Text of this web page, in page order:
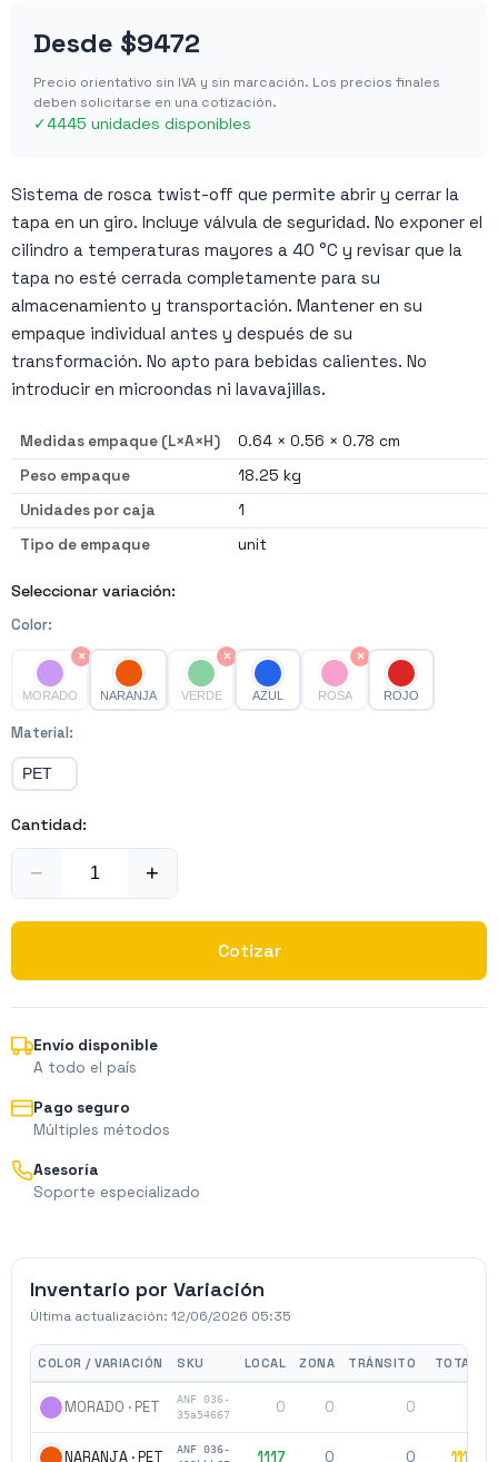
Desde $9472
Precio orientativo sin IVA y sin marcación. Los precios finales
deben solicitarse en una cotización.
✓4445 unidades disponibles
Sistema de rosca twist-off que permite abrir y cerrar la
tapa en un giro. Incluye válvula de seguridad. No exponer el
cilindro a temperaturas mayores a 40 °C y revisar que la
tapa no esté cerrada completamente para su
almacenamiento y transportación. Mantener en su
empaque individual antes y después de su
transformación. No apto para bebidas calientes. No
introducir en microondas ni lavavajillas.
Medidas empaque (L×A×H)
0.64 × 0.56 × 0.78 cm
Peso empaque
18.25 kg
Unidades por caja
1
Tipo de empaque
unit
Seleccionar variación:
Color:
MORADO
×
NARANJA VERDE
×
AZUL ROSA
×
ROJO
Material:
PET
Cantidad:
− +
Cotizar
Envío disponible
A todo el país
Pago seguro
Múltiples métodos
Asesoría
Soporte especializado
Inventario por Variación
Última actualización: 12/06/2026 05:35
COLOR / VARIACIÓN SKU LOCAL ZONA TRÁNSITO TOTAL
MORADO · PET
ANF 036-
35a54667
0 0 0
NARANJA · PET
ANF 036-
1117 0 0 1117